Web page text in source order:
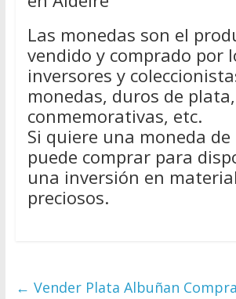
Las monedas son el
vendido y comprado por
inversores y
monedas, duros de
conmemorativas, etc.
Si quiere una moneda
puede comprar para
una inversión en
preciosos.
← Vender Plata Albuñan